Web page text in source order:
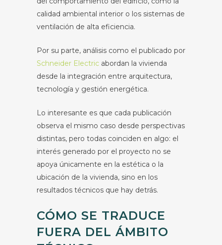
calidad ambiental interior o los sistemas de
ventilación de alta eficiencia.
Por su parte, análisis como el publicado por
Schneider Electric abordan la vivienda
desde la integración entre arquitectura,
tecnología y gestión energética.
Lo interesante es que cada publicación
observa el mismo caso desde perspectivas
distintas, pero todas coinciden en algo: el
interés generado por el proyecto no se
apoya únicamente en la estética o la
ubicación de la vivienda, sino en los
resultados técnicos que hay detrás.
CÓMO SE TRADUCE
FUERA DEL ÁMBITO